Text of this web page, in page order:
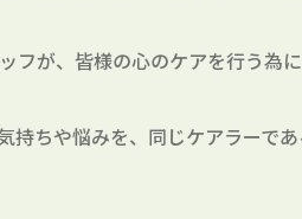
が、皆様の心のケアを行う為
ちや悩みを、同じケアラーで